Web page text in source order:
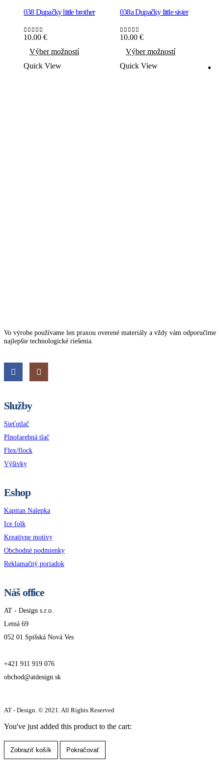
038 Dupačky little brother
out of 5
10.00 €
Výber možností
Quick View
038a Dupačky little sister
out of 5
10.00 €
Výber možností
Quick View
Vo výrobe používame len praxou overené materiály a vždy vám odporučíme
najlepšie technologické riešenia.
Služby
Sieťotlač
Plnofarebná tlač
Flex/flock
Výšivky
Eshop
Kapitan Nalepka
Ice folk
Kreatívne motívy
Obchodné podmienky
Reklamačný poriadok
Náš office
AT - Design s.r.o.
Letná 69
052 01 Spišská Nová Ves
+421 911 919 076
obchod@atdesign.sk
AT - Design. © 2021. All Rights Reserved
You've just added this product to the cart:
Zobraziť košík Pokračovať